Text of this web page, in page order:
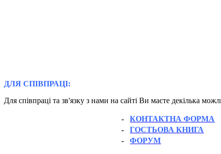
ДЛЯ СПІВПРАЦІ:
Для співпраці та зв'язку з нами на сайті Ви маєте декілька
-
КОНТАКТНА ФОРМА
-
ГОСТЬОВА КНИГА
-
ФОРУМ